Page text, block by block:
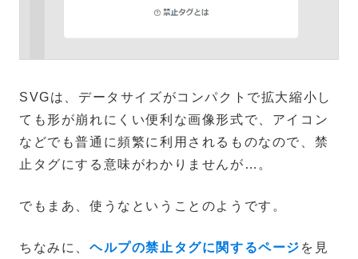
SVGは、データサイズがコンパクトで拡大縮小し
ても形が崩れにくい便利な画像形式で、アイコン
などでも普通に頻繁に利用されるものなので、禁
止タグにする意味がわかりませんが…。
でもまあ、使うなということのようです。
ちなみに、 ヘルプの禁止タグに関するページ を見